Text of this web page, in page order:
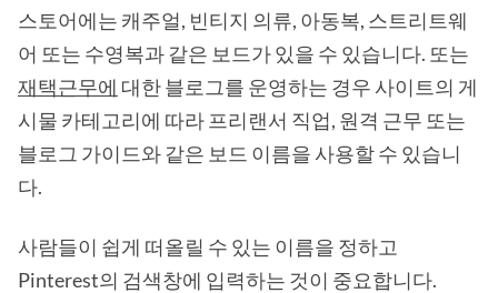
스토어에는 캐주얼, 빈티지 의류, 아동복, 스트리트웨
어 또는 수영복과 같은 보드가 있을 수 있습니다. 또는
재택근무에 대한 블로그를 운영하는 경우 사이트의 게
시물 카테고리에 따라 프리랜서 직업, 원격 근무 또는
블로그 가이드와 같은 보드 이름을 사용할 수 있습니
다.
사람들이 쉽게 떠올릴 수 있는 이름을 정하고
Pinterest의 검색창에 입력하는 것이 중요합니다.